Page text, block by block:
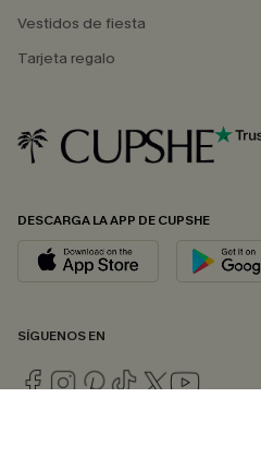
Vestidos de fiesta
Tarjeta regalo
DESCARGA LA APP DE CUPSHE
SÍGUENOS EN